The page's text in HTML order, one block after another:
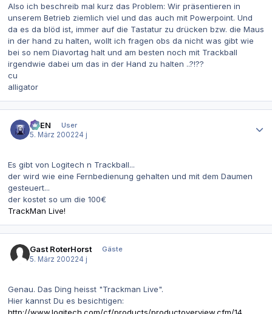
Also ich beschreib mal kurz das Problem: Wir präsentieren in
unserem Betrieb ziemlich viel und das auch mit Powerpoint. Und
da es da blöd ist, immer auf die Tastatur zu drücken bzw. die Maus
in der hand zu halten, wollt ich fragen obs da nicht was gibt wie
bei so nem Diavortag halt und am besten noch mit Trackball
irgendwie dabei um das in der Hand zu halten ..?!??
cu
alligator
AVEN
User
5. März 200224 j
Es gibt von Logitech n Trackball...
der wird wie eine Fernbedienung gehalten und mit dem Daumen
gesteuert...
der kostet so um die 100€
TrackMan Live!
Gast RoterHorst
Gäste
5. März 200224 j
Genau. Das Ding heisst "Trackman Live".
Hier kannst Du es besichtigen: